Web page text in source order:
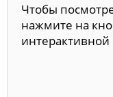
Чтобы
нажмите на